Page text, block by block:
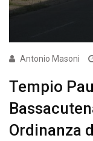
Antonio Masoni
Tempio
Ordinanza